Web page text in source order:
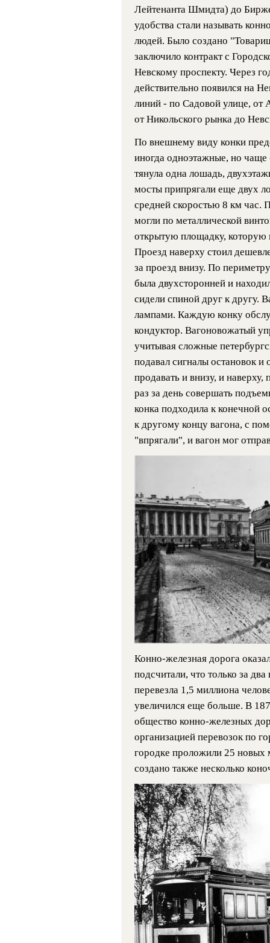
Лейтенанта Шмидта) до
удобства стали называть
людей. Было создано
заключило контракт с
Невскому проспекту. Через
действительно появился на
линий - по Садовой улице, от
от Никольского рынка до
По внешнему виду конки
иногда одноэтажные, но
тянула одна лошадь,
мосты припрягали еще двух
средней скоростью 8 км час.
могли по металлической
открытую площадку, которую
Проезд наверху стоил
за проезд внизу. По
была двухсторонней и
сидели спиной друг к другу.
лампами. Каждую конку
кондуктор. Вагоновожатый
учитывая сложные
подавал сигналы остановок
продавать и внизу, и
раз за день совершать
конка подходила к конечной
к другому концу вагона, с
"впрягали", и вагон мог
Конно-железная дорога
подсчитали, что только за
перевезла 1,5 миллиона
увеличился еще больше. В
общество конно-железных
организацией перевозок по
городке проложили 25
создано также несколько